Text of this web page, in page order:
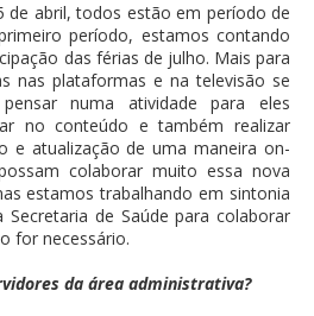
de abril, todos estão em período de
período, estamos contando
das férias de julho. Mais para
nas plataformas e na televisão se
numa atividade para eles
no conteúdo e também realizar
e atualização de uma maneira on-
colaborar muito essa nova
estamos trabalhando em sintonia
de Saúde para colaborar
for necessário.
da área administrativa?